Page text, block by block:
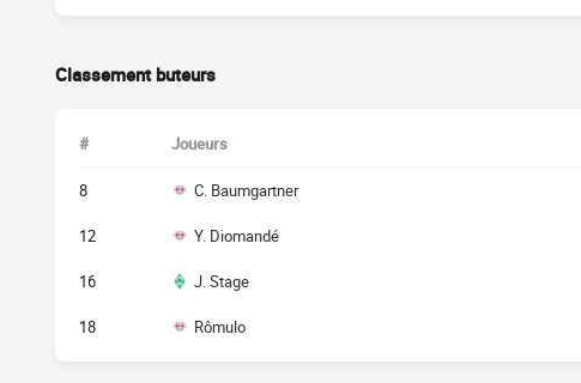
Classement buteurs
# Joueurs
8 C. Baumgartner
12 Y. Diomandé
16 J. Stage
18 Rômulo